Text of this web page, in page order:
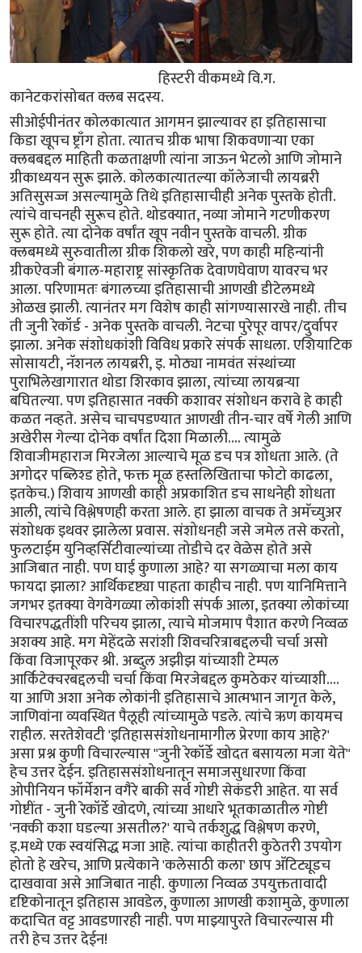
हिस्टरी वीकमध्ये वि.ग.
कानेटकरांसोबत क्लब सदस्य.
सीओईपीनंतर कोलकात्यात आगमन झाल्यावर हा इतिहासाचा
किडा खूपच ष्ट्राँग होता. त्यातच ग्रीक भाषा शिकवणार्‍या एका
क्लबबद्दल माहिती कळताक्षणी त्यांना जाऊन भेटलो आणि जोमाने
ग्रीकाध्ययन सुरू झाले. कोलकात्यातल्या कॉलेजाची लायब्ररी
अतिसुसज्ज असल्यामुळे तिथे इतिहासाचीही अनेक पुस्तके होती.
त्यांचे वाचनही सुरूच होते. थोडक्यात, नव्या जोमाने गटणीकरण
सुरू होते. त्या दोनेक वर्षांत खूप नवीन पुस्तके वाचली. ग्रीक
क्लबमध्ये सुरुवातीला ग्रीक शिकलो खरे, पण काही महिन्यांनी
ग्रीकऐवजी बंगाल-महाराष्ट्र सांस्कृतिक देवाणघेवाण यावरच भर
आला. परिणामतः बंगालच्या इतिहासाची आणखी डीटेलमध्ये
ओळख झाली. त्यानंतर मग विशेष काही सांगण्यासारखे नाही. तीच
ती जुनी रेकॉर्ड - अनेक पुस्तके वाचली. नेटचा पुरेपूर वापर/दुर्वापर
झाला. अनेक संशोधकांशी विविध प्रकारे संपर्क साधला. एशियाटिक
सोसायटी, नॅशनल लायब्ररी, इ. मोठ्या नामवंत संस्थांच्या
पुराभिलेखागारात थोडा शिरकाव झाला, त्यांच्या लायब्रर्‍या
बघितल्या. पण इतिहासात नक्की कशावर संशोधन करावे हे काही
कळत नव्हते. असेच चाचपडण्यात आणखी तीन-चार वर्षे गेली आणि
अखेरीस गेल्या दोनेक वर्षांत दिशा मिळाली.... त्यामुळे
शिवाजीमहाराज मिरजेला आल्याचे मूळ डच पत्र शोधता आले. (ते
अगोदर पब्लिश्ड होते, फक्त मूळ हस्तलिखिताचा फोटो काढला,
इतकेच.) शिवाय आणखी काही अप्रकाशित डच साधनेही शोधता
आली, त्यांचे विश्लेषणही करता आले. हा झाला वाचक ते अमॅच्युअर
संशोधक इथवर झालेला प्रवास. संशोधनही जसे जमेल तसे करतो,
फुलटाईम युनिव्हर्सिटीवाल्यांच्या तोडीचे दर वेळेस होते असे
आजिबात नाही. पण घाई कुणाला आहे? या सगळ्याचा मला काय
फायदा झाला? आर्थिकदृष्ट्या पाहता काहीच नाही. पण यानिमित्ताने
जगभर इतक्या वेगवेगळ्या लोकांशी संपर्क आला, इतक्या लोकांच्या
विचारपद्धतींशी परिचय झाला, त्याचे मोजमाप पैशात करणे निव्वळ
अशक्य आहे. मग मेहेंदळे सरांशी शिवचरित्राबद्दलची चर्चा असो
किंवा विजापूरकर श्री. अब्दुल अझीझ यांच्याशी टेम्पल
आर्किटेक्चरबद्दलची चर्चा किंवा मिरजेबद्दल कुमठेकर यांच्याशी....
या आणि अशा अनेक लोकांनी इतिहासाचे आत्मभान जागृत केले,
जाणिवांना व्यवस्थित पैलूही त्यांच्यामुळे पडले. त्यांचे ऋण कायमच
राहील. सरतेशेवटी 'इतिहाससंशोधनामागील प्रेरणा काय आहे?'
असा प्रश्न कुणी विचारल्यास "जुनी रेकॉर्डे खोदत बसायला मजा येते"
हेच उत्तर देईन. इतिहाससंशोधनातून समाजसुधारणा किंवा
ओपीनियन फॉर्मेशन वगैरे बाकी सर्व गोष्टी सेकंडरी आहेत. या सर्व
गोष्टींत - जुनी रेकॉर्डे खोदणे, त्यांच्या आधारे भूतकाळातील गोष्टी
'नक्की कशा घडल्या असतील?' याचे तर्कशुद्ध विश्लेषण करणे,
इ.मध्ये एक स्वयंसिद्ध मजा आहे. त्यांचा काहीतरी कुठेतरी उपयोग
होतो हे खरेच, आणि प्रत्येकाने 'कलेसाठी कला' छाप अ‍ॅटिट्यूडच
दाखवावा असे आजिबात नाही. कुणाला निव्वळ उपयुक्ततावादी
दृष्टिकोनातून इतिहास आवडेल, कुणाला आणखी कशामुळे, कुणाला
कदाचित वट्ट आवडणारही नाही. पण माझ्यापुरते विचारल्यास मी
तरी हेच उत्तर देईन!